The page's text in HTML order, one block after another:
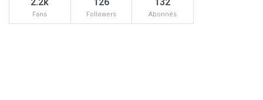
Fans Followers Abonnés